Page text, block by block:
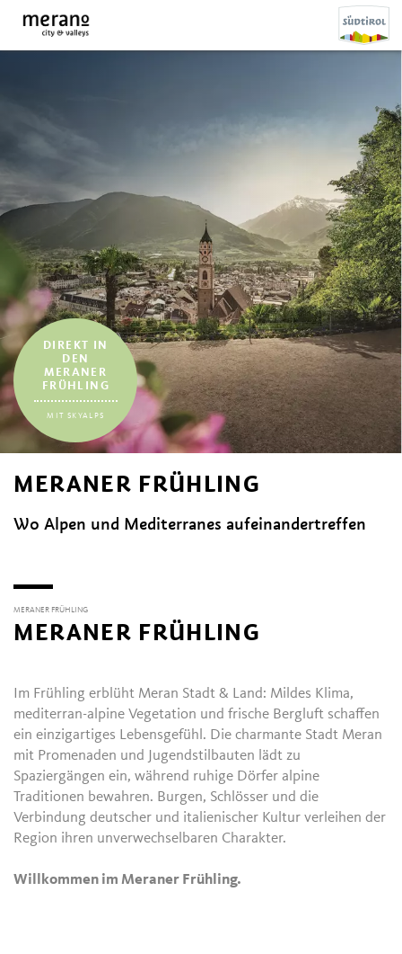
MERANER FRÜHLING
Wo Alpen und Mediterranes aufeinandertreffen
DIREKT IN
DEN
MERANER
FRÜHLING
MIT SKYALPS
MERANER FRÜHLING
MERANER FRÜHLING
Im Frühling erblüht Meran Stadt & Land: Mildes Klima,
mediterran-alpine Vegetation und frische Bergluft schaffen
ein einzigartiges Lebensgefühl. Die charmante Stadt Meran
mit Promenaden und Jugendstilbauten lädt zu
Spaziergängen ein, während ruhige Dörfer alpine
Traditionen bewahren. Burgen, Schlösser und die
Verbindung deutscher und italienischer Kultur verleihen der
Region ihren unverwechselbaren Charakter.
Willkommen im Meraner Frühling.